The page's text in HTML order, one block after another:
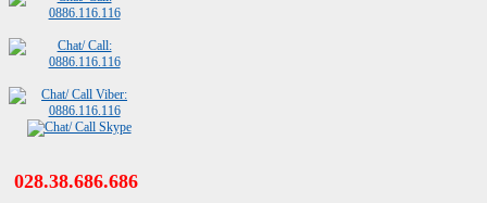
028.38.686.686